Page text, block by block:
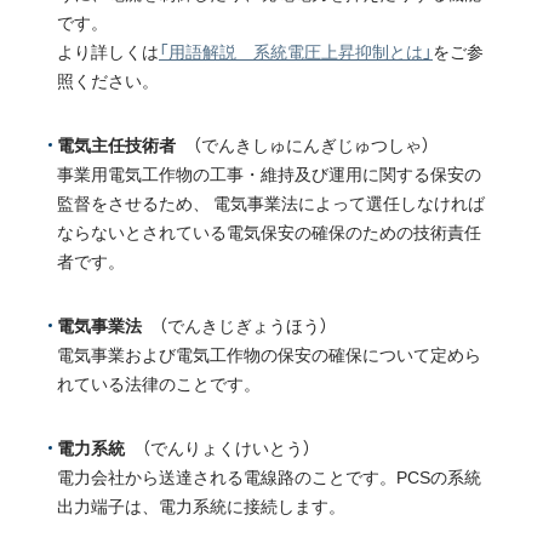
です。
より詳しくは「用語解説 系統電圧上昇抑制とは」 をご参
照ください。
電気主任技術者 （でんきしゅにんぎじゅつしゃ）
事業用電気工作物の工事・維持及び運用に関する保安の
監督をさせるため、 電気事業法によって選任しなければ
ならないとされている電気保安の確保のための技術責任
者です。
電気事業法 （でんきじぎょうほう）
電気事業および電気工作物の保安の確保について定めら
れている法律のことです。
電力系統（でんりょくけいとう）
電力会社から送達される電線路のことです。PCSの系統
出力端子は、電力系統に接続します。